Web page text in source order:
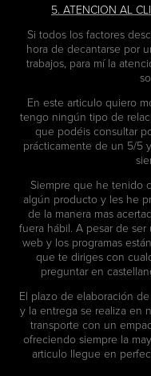
5. ATENCION AL
Si todos los factores
hora de decantarse por
trabajos, para mí la
En este articulo quiero
tengo ningún tipo de
que podéis consultar
prácticamente de un 5/5
Siempre que he tenido
algún producto y les he
de la manera mas
fuera hábil. A pesar de
web y los programas
que te diriges con
preguntar en
El plazo de elaboración
y la entrega se realiza en
transporte con un
ofreciendo siempre la
articulo llegue en